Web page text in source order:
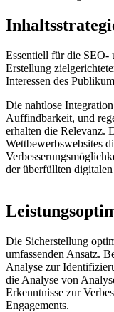
Essentiell für die SEO-
Erstellung
Interessen des
Die nahtlose
Auffindbarkeit, und
erhalten die Relevanz.
Wettbewerbswebsites
der überfüllten
Die Sicherstellung
umfassenden Ansatz.
Analyse zur
die Analyse von
Erkenntnisse zur
Engagements.